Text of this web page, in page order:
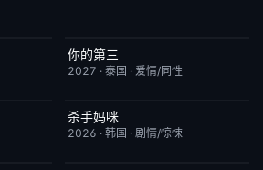
更新至第02集
你的第三
2027 · 泰国 · 爱情/同性
更新至第02集
杀手妈咪
2026 · 韩国 · 剧情/惊悚